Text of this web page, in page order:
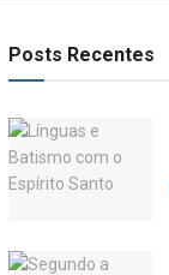
Posts Recentes